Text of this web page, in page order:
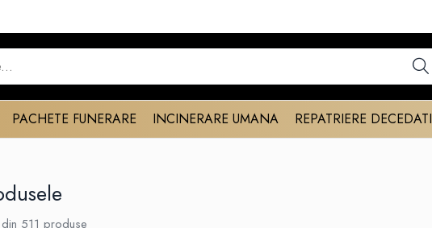
PACHETE FUNERARE INCINERARE UMANA REPATRIERE DECEDATI
din 511 produse